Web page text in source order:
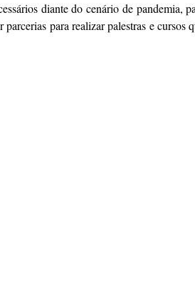
diante do cenário de pandemia,
para realizar palestras e